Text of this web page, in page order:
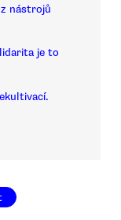
nástrojů
je to